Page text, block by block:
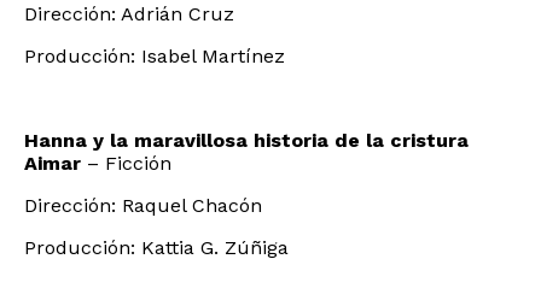
Dirección: Adrián Cruz
Producción: Isabel Martínez
Hanna y la maravillosa historia de la cristura
Aimar – Ficción
Dirección: Raquel Chacón
Producción: Kattia G. Zúñiga